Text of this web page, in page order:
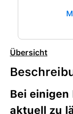
Übersicht
Bei
aktuell zu